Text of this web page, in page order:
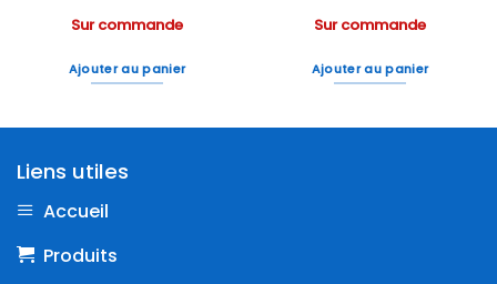
Sur commande
Ajouter au panier
Sur commande
Ajouter au panier
Liens utiles
Accueil
Produits